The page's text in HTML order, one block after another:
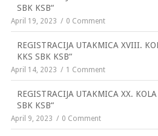
SBK KSB“
April 19, 2023 0 Comment
REGISTRACIJA UTAKMICA XVIII.
KKS SBK KSB“
April 14, 2023 1 Comment
REGISTRACIJA UTAKMICA XX.
SBK KSB“
April 9, 2023 0 Comment